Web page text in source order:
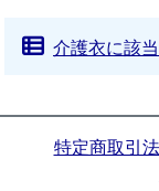
介護衣に該
特定商取引